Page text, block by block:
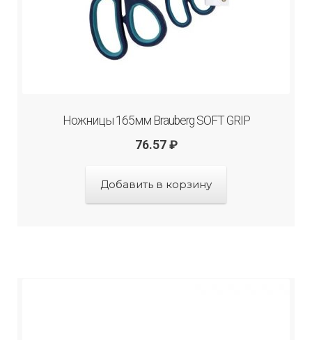
Ножницы 165мм Brauberg SOFT GRIP
76.57 ₽
Добавить в корзину